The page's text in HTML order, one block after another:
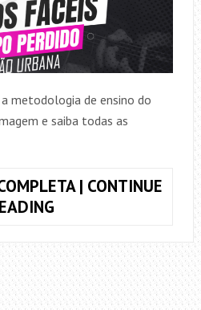
metodologia de ensino do
e saiba todas as
| CONTINUE
COMO
O
SOLO
DA